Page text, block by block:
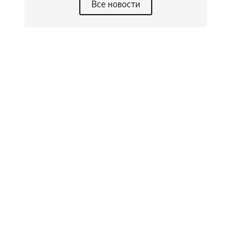
Все новости